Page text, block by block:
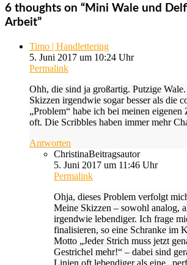
6 thoughts on “Mini Wale und
Arbeit”
Timo | Handlettering
5. Juni 2017 um 10:24 Uhr
Permalink
Ohh, die sind ja großartig. Putzige
Skizzen irgendwie sogar besser als die
„Problem“ habe ich bei meinen eigenen
oft. Die Scribbles haben immer mehr
Antworten
ChristinaBeitragsautor
5. Juni 2017 um 11:46 Uhr
Permalink
Ohja, dieses Problem verfolgt
Meine Skizzen – sowohl analog,
irgendwie lebendiger. Ich frage
finalisieren, so eine Schranke im
Motto „Jeder Strich muss jetzt
Gestrichel mehr!“ – dabei sind